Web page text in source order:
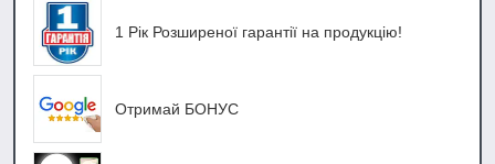
1 Рік Розширеної гарантії на продукцію!
Отримай БОНУС